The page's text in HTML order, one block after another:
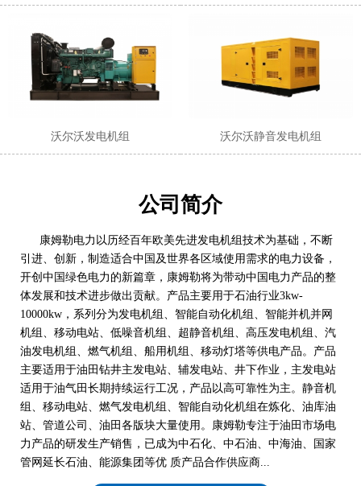
沃尔沃发电机组 沃尔沃静音发电机组
公司简介
康姆勒电力以历经百年欧美先进发电机组技术为基础，不断
引进、创新，制造适合中国及世界各区域使用需求的电力设备，
开创中国绿色电力的新篇章，康姆勒将为带动中国电力产品的整
体发展和技术进步做出贡献。产品主要用于石油行业3kw-
10000kw，系列分为发电机组、智能自动化机组、智能并机并网
机组、移动电站、低噪音机组、超静音机组、高压发电机组、汽
油发电机组、燃气机组、船用机组、移动灯塔等供电产品。产品
主要适用于油田钻井主发电站、辅发电站、井下作业，主发电站
适用于油气田长期持续运行工况，产品以高可靠性为主。静音机
组、移动电站、燃气发电机组、智能自动化机组在炼化、油库油
站、管道公司、油田各版块大量使用。康姆勒专注于油田市场电
力产品的研发生产销售，已成为中石化、中石油、中海油、国家
管网延长石油、能源集团等优 质产品合作供应商...